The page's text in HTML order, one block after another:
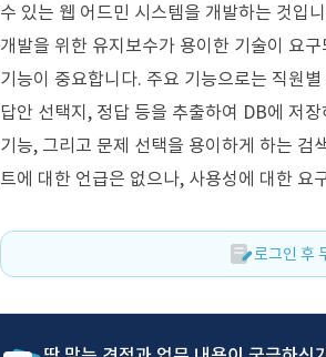
수 있는 웹 어드민 시스템을 개발하는 것입
개발을 위한 유지보수가 용이한 기술이 요
기능이 중요합니다. 주요 기능으로는 직원
답안 선택지, 정답 등을 추출하여 DB에 저
기능, 그리고 문제 선택을 용이하게 하는 검
트에 대한 언급은 없으나, 사용성에 대한 요
로그인 후